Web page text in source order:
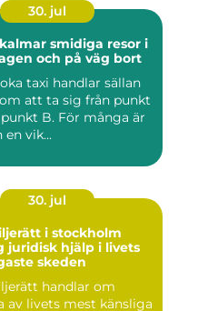
30. jul
smidiga resor i
och på väg bort
taxi handlar sällan
att ta sig från punkt
B. För många är
en vik...
30. jul
i stockholm
juridisk hjälp i livets
skeden
handlar om
av livets mest känsliga